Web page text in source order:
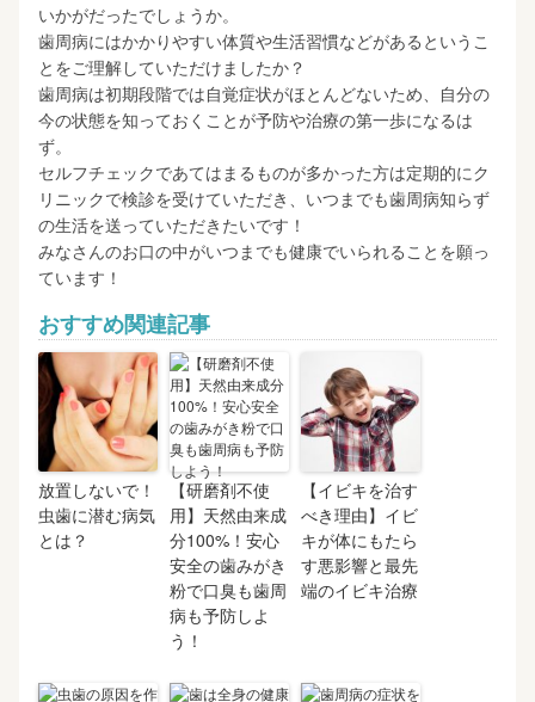
いかがだったでしょうか。
歯周病にはかかりやすい体質や生活習慣などがあるというこ
とをご理解していただけましたか？
歯周病は初期段階では自覚症状がほとんどないため、自分の
今の状態を知っておくことが予防や治療の第一歩になるは
ず。
セルフチェックであてはまるものが多かった方は定期的にク
リニックで検診を受けていただき、いつまでも歯周病知らず
の生活を送っていただきたいです！
みなさんのお口の中がいつまでも健康でいられることを願っ
ています！
おすすめ関連記事
放置しないで！
虫歯に潜む病気
とは？
【研磨剤不使
用】天然由来成
分100%！安心
安全の歯みがき
粉で口臭も歯周
病も予防しよ
う！
【イビキを治す
べき理由】イビ
キが体にもたら
す悪影響と最先
端のイビキ治療